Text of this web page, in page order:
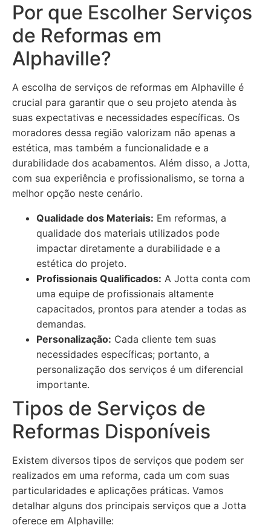
Por que Escolher Serviços
de Reformas em
Alphaville?
A escolha de serviços de reformas em Alphaville é
crucial para garantir que o seu projeto atenda às
suas expectativas e necessidades específicas. Os
moradores dessa região valorizam não apenas a
estética, mas também a funcionalidade e a
durabilidade dos acabamentos. Além disso, a Jotta,
com sua experiência e profissionalismo, se torna a
melhor opção neste cenário.
Qualidade dos Materiais: Em reformas, a
qualidade dos materiais utilizados pode
impactar diretamente a durabilidade e a
estética do projeto.
Profissionais Qualificados: A Jotta conta com
uma equipe de profissionais altamente
capacitados, prontos para atender a todas as
demandas.
Personalização: Cada cliente tem suas
necessidades específicas; portanto, a
personalização dos serviços é um diferencial
importante.
Tipos de Serviços de
Reformas Disponíveis
Existem diversos tipos de serviços que podem ser
realizados em uma reforma, cada um com suas
particularidades e aplicações práticas. Vamos
detalhar alguns dos principais serviços que a Jotta
oferece em Alphaville: